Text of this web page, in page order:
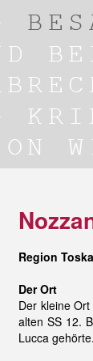
Region
Der Ort
Der kleine
alten SS 12.
Lucca gehörte.